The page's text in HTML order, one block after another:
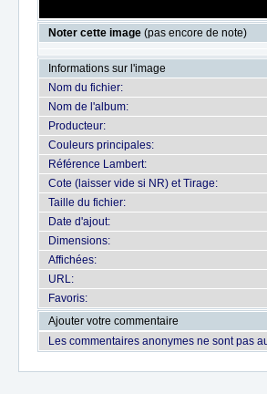
Noter cette image (pas encore de note)
Informations sur l'image
Nom du fichier:
Nom de l'album:
Producteur:
Couleurs principales:
Référence Lambert:
Cote (laisser vide si NR) et Tirage:
Taille du fichier:
Date d'ajout:
Dimensions:
Affichées:
URL:
Favoris:
Ajouter votre commentaire
Les commentaires anonymes ne sont pas